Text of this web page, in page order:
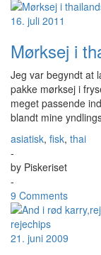
16. juli 2011
Mørksej i
Jeg var begyndt at
pakke mørksej i
meget passende
blandt mine
asiatisk, fisk, thai
-
by Piskeriset
-
9 Comments
21. juni 2009